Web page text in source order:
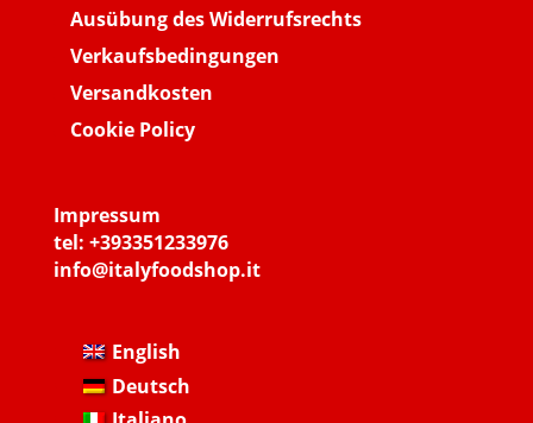
Ausübung des Widerrufsrechts
Verkaufsbedingungen
Versandkosten
Cookie Policy
Impressum
tel: +393351233976
info@italyfoodshop.it
English
Deutsch